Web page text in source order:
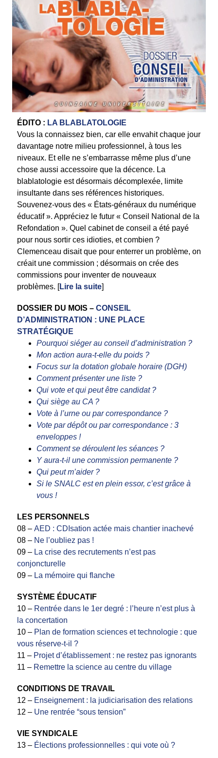
ÉDITO : LA BLABLATOLOGIE
Vous la connaissez bien, car elle envahit chaque jour
davantage notre milieu professionnel, à tous les
niveaux. Et elle ne s’embarrasse même plus d’une
chose aussi accessoire que la décence. La
blablatologie est désormais décomplexée, limite
insultante dans ses références historiques.
Souvenez-vous des « États-généraux du numérique
éducatif ». Appréciez le futur « Conseil National de la
Refondation ». Quel cabinet de conseil a été payé
pour nous sortir ces idioties, et combien ?
Clemenceau disait que pour enterrer un problème, on
créait une commission ; désormais on crée des
commissions pour inventer de nouveaux
problèmes. [Lire la suite]
DOSSIER DU MOIS – CONSEIL
D’ADMINISTRATION : UNE PLACE
STRATÉGIQUE
Pourquoi siéger au conseil d’administration ?
Mon action aura-t-elle du poids ?
Focus sur la dotation globale horaire (DGH)
Comment présenter une liste ?
Qui vote et qui peut être candidat ?
Qui siège au CA ?
Vote à l’urne ou par correspondance ?
Vote par dépôt ou par correspondance : 3
enveloppes !
Comment se déroulent les séances ?
Y aura-t-il une commission permanente ?
Qui peut m’aider ?
Si le SNALC est en plein essor, c’est grâce à
vous !
LES PERSONNELS
08 – AED : CDIsation actée mais chantier inachevé
08 – Ne l’oubliez pas !
09 – La crise des recrutements n’est pas
conjoncturelle
09 – La mémoire qui flanche
SYSTÈME ÉDUCATIF
10 – Rentrée dans le 1er degré : l’heure n’est plus à
la concertation
10 – Plan de formation sciences et technologie : que
vous réserve-t-il ?
11 – Projet d’établissement : ne restez pas ignorants
11 – Remettre la science au centre du village
CONDITIONS DE TRAVAIL
12 – Enseignement : la judiciarisation des relations
12 – Une rentrée “sous tension”
VIE SYNDICALE
13 – Élections professionnelles : qui vote où ?